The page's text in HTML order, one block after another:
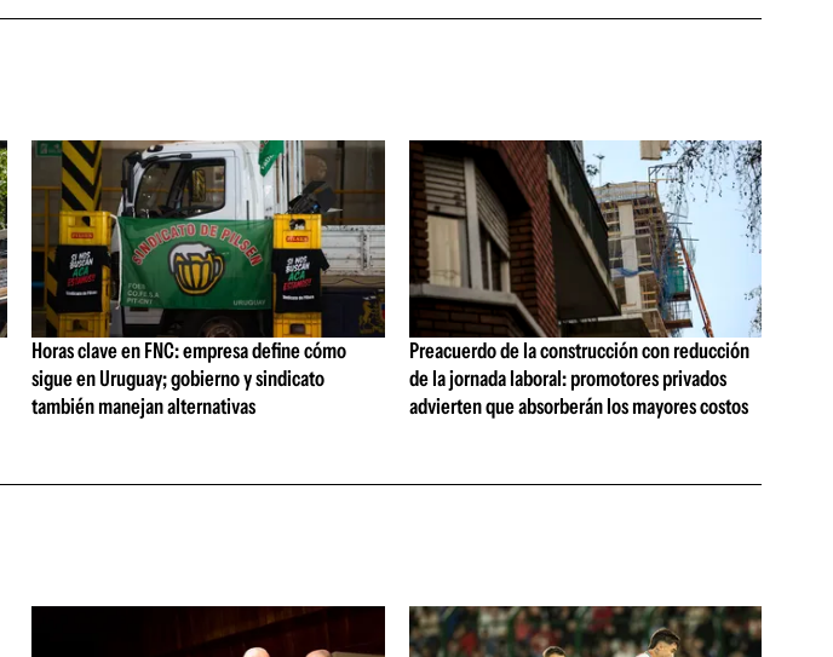
Horas clave en FNC: empresa define cómo
sigue en Uruguay; gobierno y sindicato
también manejan alternativas
Preacuerdo de la construcción con reducción
de la jornada laboral: promotores privados
advierten que absorberán los mayores costos